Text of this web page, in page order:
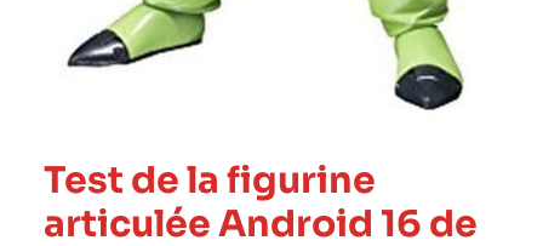
Test de la figurine
articulée Android 16 de